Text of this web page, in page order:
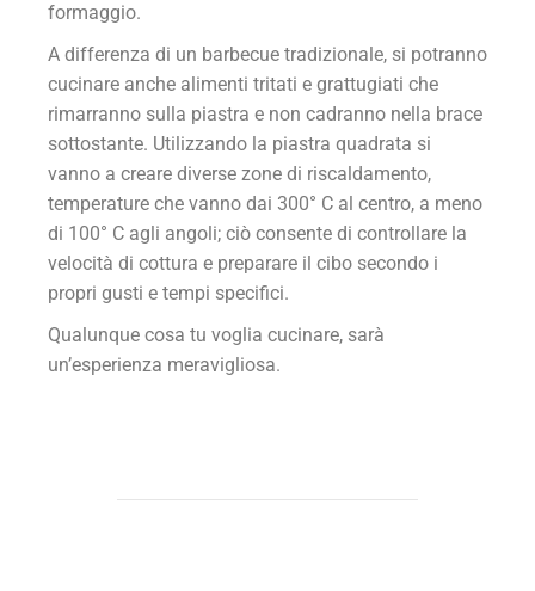
formaggio.
A differenza di un barbecue tradizionale, si potranno
cucinare anche alimenti tritati e grattugiati che
rimarranno sulla piastra e non cadranno nella brace
sottostante. Utilizzando la piastra quadrata si
vanno a creare diverse zone di riscaldamento,
temperature che vanno dai 300° C al centro, a meno
di 100° C agli angoli; ciò consente di controllare la
velocità di cottura e preparare il cibo secondo i
propri gusti e tempi specifici.
Qualunque cosa tu voglia cucinare, sarà
un’esperienza meravigliosa.